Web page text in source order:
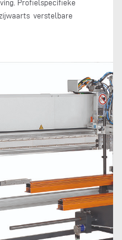
Profielspecifieke
verstelbare